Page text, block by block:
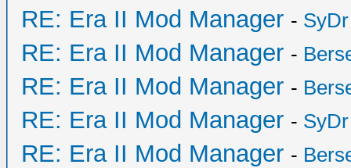
RE: Era II Mod Manager - SyDr
RE: Era II Mod Manager -
RE: Era II Mod Manager -
RE: Era II Mod Manager - SyDr
RE: Era II Mod Manager -